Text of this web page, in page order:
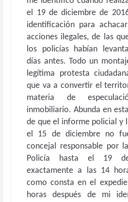
el 19 de diciembre de
identificación para
acciones ilegales, de las
los policías habían
días antes. Todo un
legítima protesta
que va a convertir el
materia de
inmobiliario. Abunda en
de que el informe policial y
el 15 de diciembre no
concejal responsable por
Policía hasta el 19
exactamente a las 14
como consta en el
horas después de mi